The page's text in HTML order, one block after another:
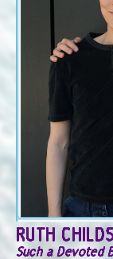
RUTH
Such a Devoted